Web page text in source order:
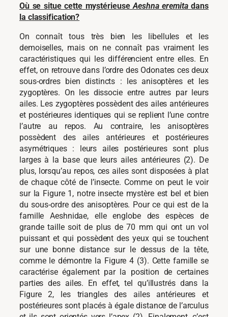
Où se situe cette mystérieuseAeshna eremitadans
la classification?
On connaît tous très bien les libellules et les
demoiselles, mais on ne connaît pas vraiment les
caractéristiques qui les différencient entre elles. En
effet, on retrouve dans l’ordre des Odonates ces deux
sous-ordres bien distincts : les anisoptères et les
zygoptères. On les dissocie entre autres par leurs
ailes. Les zygoptères possèdent des ailes antérieures
et postérieures identiques qui se replient l’une contre
l’autre au repos. Au contraire, les anisoptères
possèdent des ailes antérieures et postérieures
asymétriques : leurs ailes postérieures sont plus
larges à la base que leurs ailes antérieures (2). De
plus, lorsqu’au repos, ces ailes sont disposées à plat
de chaque côté de l’insecte. Comme on peut le voir
sur la Figure 1, notre insecte mystère est bel et bien
du sous-ordre des anisoptères. Pour ce qui est de la
famille Aeshnidae, elle englobe des espèces de
grande taille soit de plus de 70 mm qui ont un vol
puissant et qui possèdent des yeux qui se touchent
sur une bonne distance sur le dessus de la tête,
comme le démontre la Figure 4 (3). Cette famille se
caractérise également par la position de certaines
parties des ailes. En effet, tel qu’illustrés dans la
Figure 2, les triangles des ailes antérieures et
postérieures sont placés à égale distance de l’arculus